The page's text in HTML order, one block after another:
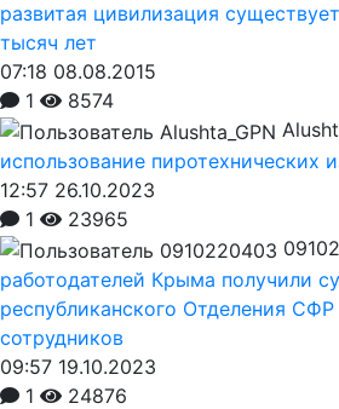
развитая цивилизация
тысяч лет
07:18 08.08.2015
1
8574
использование пиротехнических
12:57 26.10.2023
1
23965
работодателей Крыма получили
республиканского Отделения
сотрудников
09:57 19.10.2023
1
24876